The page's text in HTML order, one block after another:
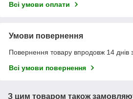
Всі умови оплати
Умови повернення
Повернення товару впродовж 14 днів
Всі умови повернення
З цим товаром також